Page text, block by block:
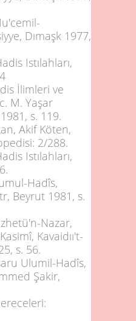
Dımaşk 1977,
Istılahları,
İlimleri ve
M. Yaşar
s. 119.
Akif Köten,
2/288.
Istılahları,
Hadîs,
Beyrut 1981, s.
Nazar,
Kavaidıı't-
s. 56.
Ulumil-Hadîs,
Şakir,